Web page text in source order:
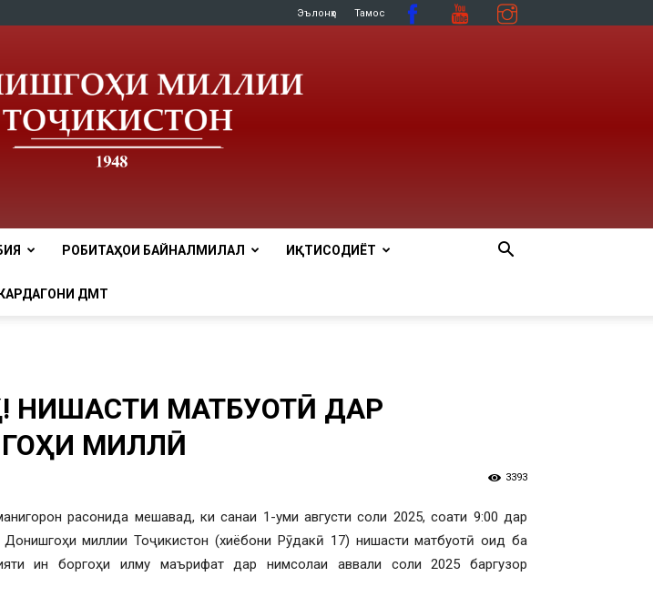
Эълонҳо Тамос
tnu
РОБИТАҲОИ БАЙНАЛМИЛАЛӢ ИҚТИСОДИЁТ
ДМТ
НИШАСТИ МАТБУОТӢ ДАР
МИЛЛӢ
3393
расонида мешавад, ки санаи 1-уми августи соли 2025, соати 9:00 дар
миллии Тоҷикистон (хиёбони Рӯдакӣ 17) нишасти матбуотӣ оид ба
ин боргоҳи илму маърифат дар нимсолаи аввали соли 2025 баргузор